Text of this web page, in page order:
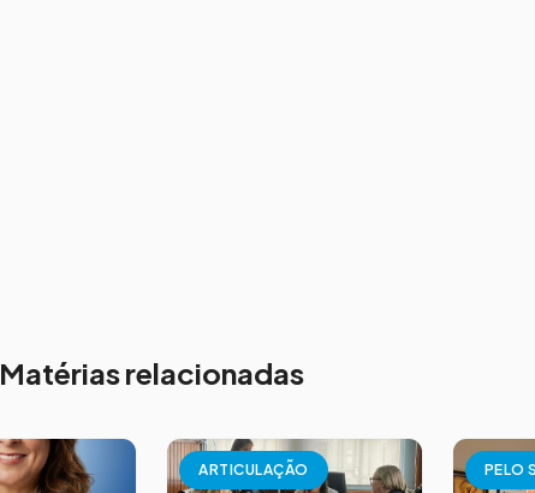
Matérias relacionadas
ARTICULAÇÃO PELO